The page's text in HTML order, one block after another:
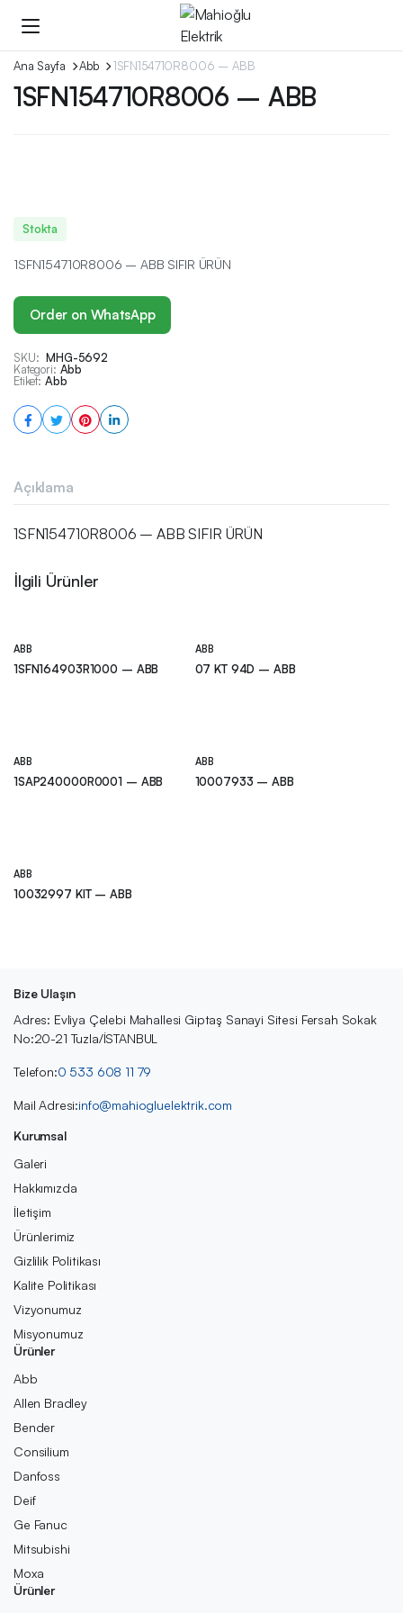
Ana Sayfa Abb 1SFN154710R8006 – ABB
1SFN154710R8006 – ABB
Stokta
1SFN154710R8006 – ABB SIFIR ÜRÜN
Order on WhatsApp
SKU: MHG-5692
Kategori: Abb
Etiket: Abb
Açıklama
1SFN154710R8006 – ABB SIFIR ÜRÜN
İlgili Ürünler
ABB
1SFN164903R1000 – ABB
ABB
07 KT 94D – ABB
ABB
1SAP240000R0001 – ABB
ABB
10007933 – ABB
ABB
10032997 KIT – ABB
Bize Ulaşın
Adres: Evliya Çelebi Mahallesi Giptaş Sanayi Sitesi Fersah Sokak
No:20-21 Tuzla/İSTANBUL
Telefon:0 533 608 11 79
Mail Adresi:info@mahiogluelektrik.com
Kurumsal
Galeri
Hakkımızda
İletişim
Ürünlerimiz
Gizlilik Politikası
Kalite Politikası
Vizyonumuz
Misyonumuz
Ürünler
Abb
Allen Bradley
Bender
Consilium
Danfoss
Deif
Ge Fanuc
Mitsubishi
Moxa
Ürünler